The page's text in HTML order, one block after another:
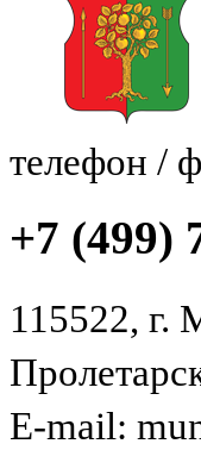
телефон /
+7 (499)
115522, г.
E-mail: